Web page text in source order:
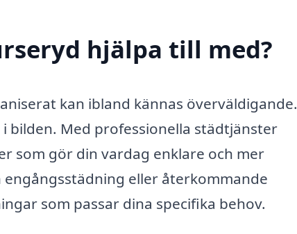
hjälpa till med?
kan ibland kännas överväldigande.
bilden. Med professionella städtjänster
som gör din vardag enklare och mer
eller återkommande
som passar dina specifika behov.